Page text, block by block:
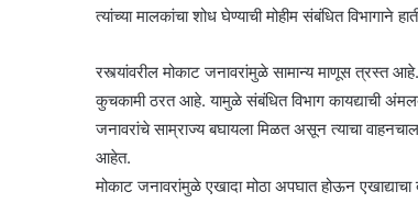
त्यांच्या मालकांचा शोध घेण्याची मोहीम संबंधित
रस्त्यांवरील मोकाट जनावरांमुळे सामान्य माणूस त्रस्त
कुचकामी ठरत आहे. यामुळे संबंधित विभाग कायद्याची
जनावरांचे साम्राज्य बघायला मिळत असून त्याचा
आहेत.
मोकाट जनावरांमुळे एखादा मोठा अपघात होऊन